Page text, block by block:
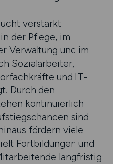
verstärkt
der Pflege, im
Verwaltung und im
Sozialarbeiter,
und IT-
Durch den
kontinuierlich
sind
fördern viele
Fortbildungen und
langfristig